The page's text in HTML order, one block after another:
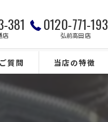
381
店
0120-771-193
弘前高田店
質問 当店の特徴
弘前の買取